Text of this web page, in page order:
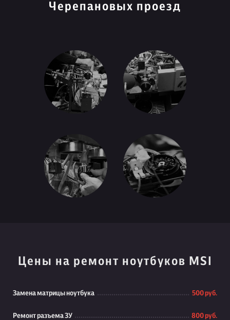
Черепановых проезд
Цены на ремонт ноутбуков MSI
Замена матрицы ноутбука 500 руб.
Ремонт разъема ЗУ 800 руб.